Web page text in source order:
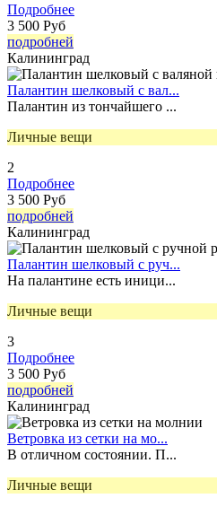
Подробнее
3 500 Руб
подробней
Калининград
Палантин шелковый с вал...
Палантин из тончайшего ...
Личные вещи
2
Подробнее
3 500 Руб
подробней
Калининград
Палантин шелковый с руч...
На палантине есть иници...
Личные вещи
3
Подробнее
3 500 Руб
подробней
Калининград
Ветровка из сетки на мо...
В отличном состоянии. П...
Личные вещи